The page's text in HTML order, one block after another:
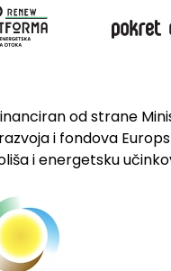
od strane
i fondova
i energetsku